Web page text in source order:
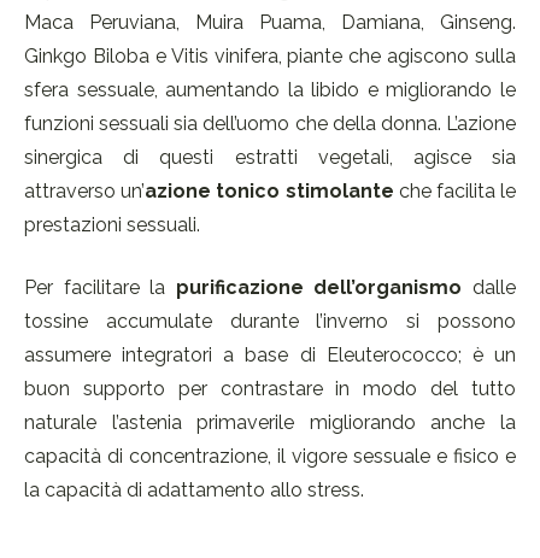
Maca Peruviana, Muira Puama, Damiana, Ginseng.
Ginkgo Biloba e Vitis vinifera, piante che agiscono sulla
sfera sessuale, aumentando la libido e migliorando le
funzioni sessuali sia dell’uomo che della donna. L’azione
sinergica di questi estratti vegetali, agisce sia
attraverso un’azione tonico stimolante che facilita le
prestazioni sessuali.
Per facilitare la purificazione dell’organismo dalle
tossine accumulate durante l’inverno si possono
assumere integratori a base di Eleuterococco; è un
buon supporto per contrastare in modo del tutto
naturale l’astenia primaverile migliorando anche la
capacità di concentrazione, il vigore sessuale e fisico e
la capacità di adattamento allo stress.